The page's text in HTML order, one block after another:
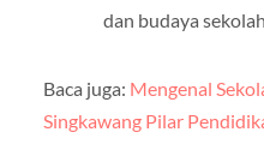
dan budaya sekolah.
Baca juga: Mengenal
Singkawang Pilar